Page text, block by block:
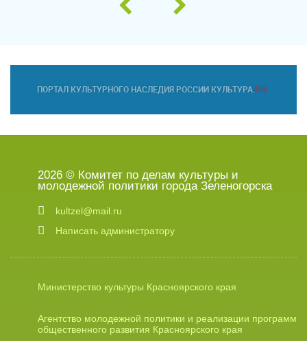
2026 © Комитет по делам культуры и
молодежной политики города Зеленогорска
kultzel@mail.ru
Написать администратору
Министерство культуры Красноярского края
Агентство молодежной политики и реализации программ
общественного развития Красноярского края